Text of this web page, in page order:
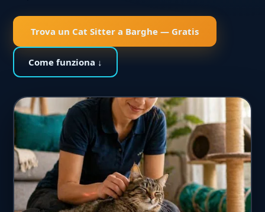
Trova un Cat Sitter a Barghe — Gratis
Come funziona ↓